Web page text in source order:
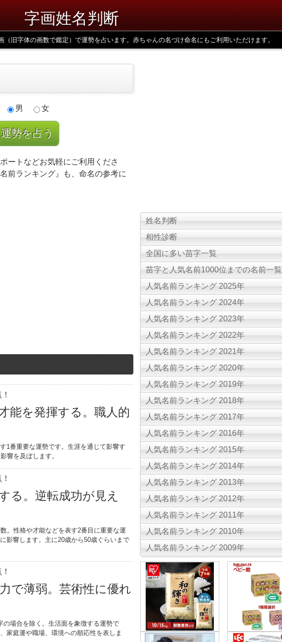
字画姓名判断
旧字体の画数で鑑定）で運勢を占います。赤ちゃんの名づけ命名にもご利用いただけます。
男 女
ートなどお気軽にご利用くださ
前ランキング』も、命名の参考に
能を発揮する。職人的
1番重要な運勢です。生涯を通じて影響す
響を及ぼします。
る。逆転成功が見え
。性格や才能などを表す2番目に重要な運
影響します。主に20歳から50歳ぐらいまで
で薄弱。芸術性に優れ
場合を除く。生活面を象徴する運勢で
家庭運や職場、環境への順応性を表しま
姓名判断
相性診断
全国に多い苗字一覧
苗字と人気名前1000位までの名前一覧
人気名前ランキング 2025年
人気名前ランキング 2024年
人気名前ランキング 2023年
人気名前ランキング 2022年
人気名前ランキング 2021年
人気名前ランキング 2020年
人気名前ランキング 2019年
人気名前ランキング 2018年
人気名前ランキング 2017年
人気名前ランキング 2016年
人気名前ランキング 2015年
人気名前ランキング 2014年
人気名前ランキング 2013年
人気名前ランキング 2012年
人気名前ランキング 2011年
人気名前ランキング 2010年
人気名前ランキング 2009年